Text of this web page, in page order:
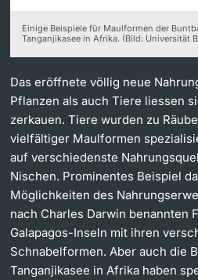
Einige Beispiele für Maulformen der
Tanganjikasee in Afrika. (Bild: Universität
Das eröffnete völlig neue
Pflanzen als auch Tiere liessen
zerkauen. Tiere wurden zu
vielfältiger Maulformen
auf verschiedenste
Nischen. Prominentes Beispiel
Möglichkeiten des
nach Charles Darwin benannten
Galapagos-Inseln mit ihren
Schnabelformen. Aber auch die
Tanganjikasee in Afrika haben